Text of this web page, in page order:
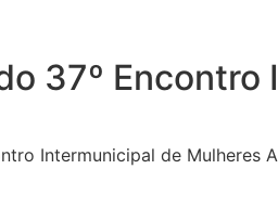
37º Encontro
Intermunicipal de Mulheres